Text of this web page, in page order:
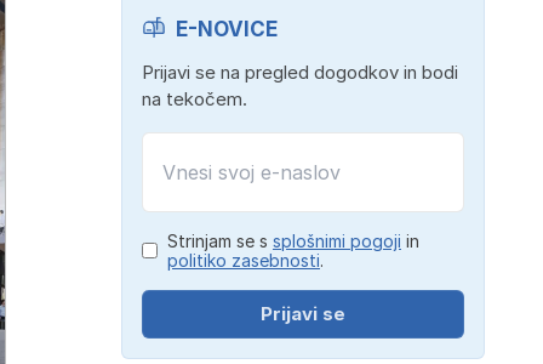
E-NOVICE
Prijavi se na pregled dogodkov in bodi
na tekočem.
Strinjam se s splošnimi pogoji in
politiko zasebnosti.
Prijavi se